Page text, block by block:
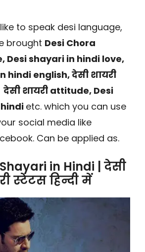
to speak desi language,
brought Desi Chora
Desi shayari in hindi love,
hindi english, देसी शायरी
देसी शायरी attitude, Desi
etc. which you can use
social media like
Can be applied as.
in Hindi | देसी
स्टेटस हिन्दी में